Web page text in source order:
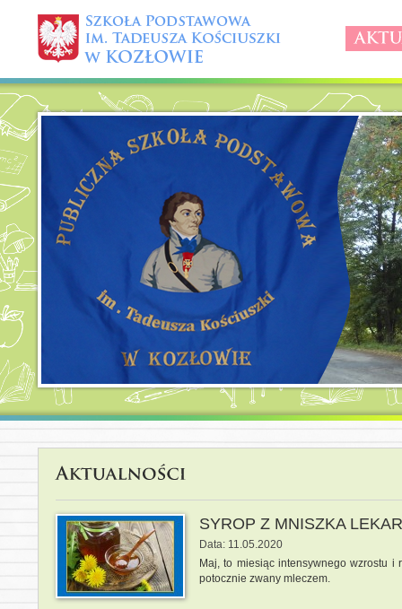
SYROP Z MNISZKA
Data: 11.05.2020
Maj, to miesiąc intensywnego wzrostu
potocznie zwany mleczem.